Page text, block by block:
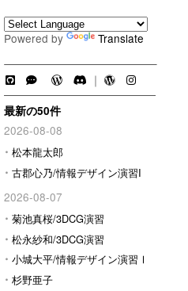
Powered by Translate
｜
最新の50件
2026-08-08
松本龍太郎
古郡心乃/情報デザイン演習I
2026-08-07
菊池真桜/3DCG演習
松永紗和/3DCG演習
小城大平/情報デザイン演習Ⅰ
杉野亜子